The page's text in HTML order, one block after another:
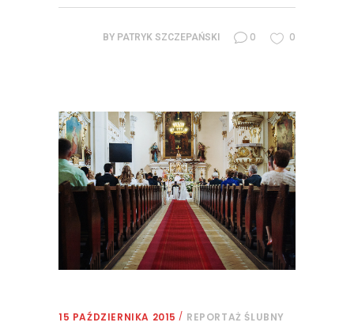
BY PATRYK SZCZEPAŃSKI 0 0
15 PAŹDZIERNIKA 2015 REPORTAŻ ŚLUBNY